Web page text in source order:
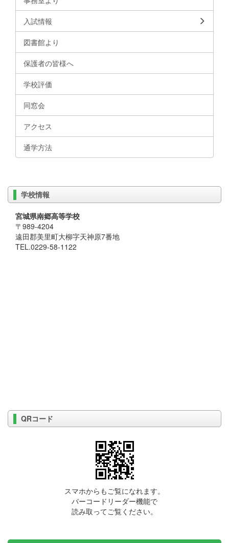
入試情報
図書館より
保護者の皆様へ
学校評価
同窓会
アクセス
通学方法
学校情報
宮城県南郷高等学校
〒989-4204
遠田郡美里町大柳字天神原7番地
TEL.0229-58-1122
QRコード
スマホからもご覧になれます。
バーコードリーダー機能で
読み取ってご覧ください。